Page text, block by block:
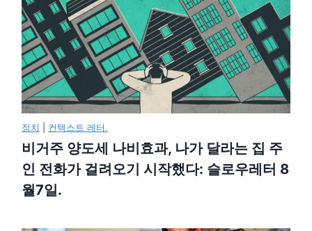
정치 컨텍스트 레터.
비거주 양도세 나비효과, 나가 달라는 집 주
인 전화가 걸려오기 시작했다: 슬로우레터 8
월7일.